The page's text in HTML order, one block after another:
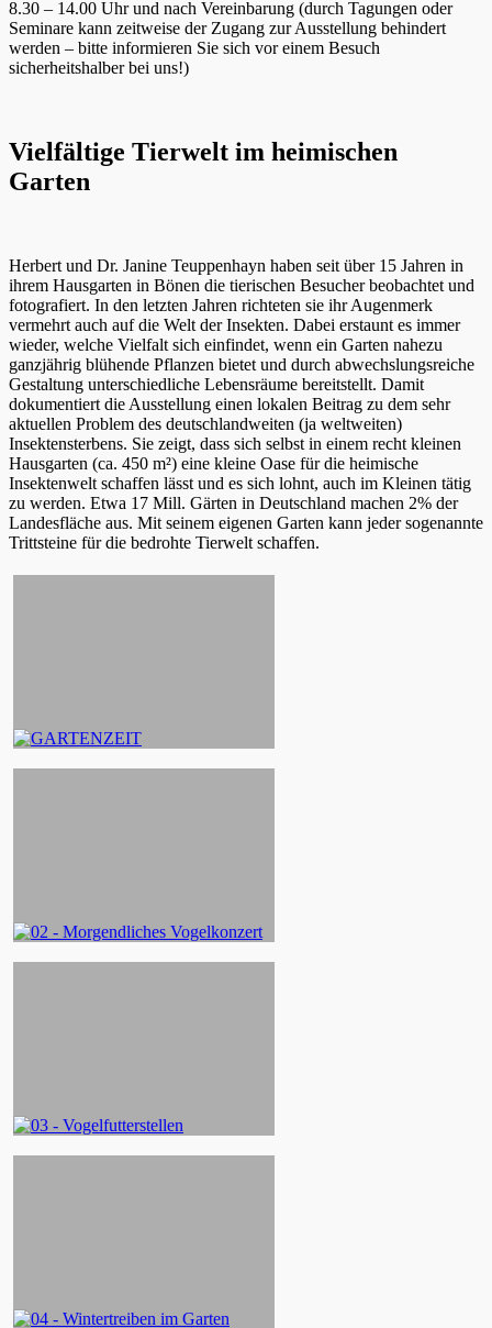
8.30 – 14.00 Uhr und nach Vereinbarung (durch Tagungen oder
Seminare kann zeitweise der Zugang zur Ausstellung behindert
werden – bitte informieren Sie sich vor einem Besuch
sicherheitshalber bei uns!)
Vielfältige Tierwelt im heimischen
Garten
Herbert und Dr. Janine Teuppenhayn haben seit über 15 Jahren in
ihrem Hausgarten in Bönen die tierischen Besucher beobachtet und
fotografiert. In den letzten Jahren richteten sie ihr Augenmerk
vermehrt auch auf die Welt der Insekten. Dabei erstaunt es immer
wieder, welche Vielfalt sich einfindet, wenn ein Garten nahezu
ganzjährig blühende Pflanzen bietet und durch abwechslungsreiche
Gestaltung unterschiedliche Lebensräume bereitstellt. Damit
dokumentiert die Ausstellung einen lokalen Beitrag zu dem sehr
aktuellen Problem des deutschlandweiten (ja weltweiten)
Insektensterbens. Sie zeigt, dass sich selbst in einem recht kleinen
Hausgarten (ca. 450 m²) eine kleine Oase für die heimische
Insektenwelt schaffen lässt und es sich lohnt, auch im Kleinen tätig
zu werden. Etwa 17 Mill. Gärten in Deutschland machen 2% der
Landesfläche aus. Mit seinem eigenen Garten kann jeder sogenannte
Trittsteine für die bedrohte Tierwelt schaffen.